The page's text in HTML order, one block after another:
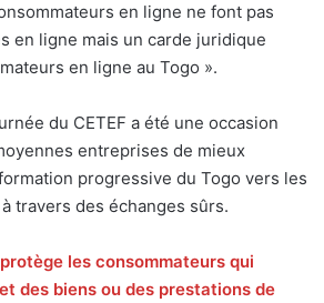
en ligne ne font pas
en ligne mais un carde juridique
en ligne au Togo ».
du CETEF a été une occasion
entreprises de mieux
progressive du Togo vers les
travers des échanges sûrs.
les consommateurs qui
des biens ou des prestations de